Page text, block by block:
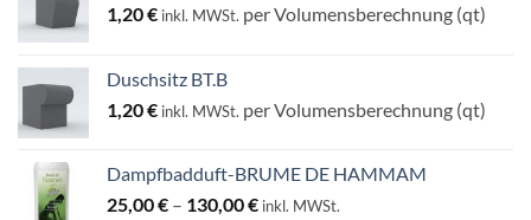
1,20€ inkl. MWSt. per Volumensberechnung (qt)
Duschsitz BT.B
1,20€ inkl. MWSt. per Volumensberechnung (qt)
Dampfbadduft-BRUME DE HAMMAM
25,00€ – 130,00€Preisspanne:
inkl. MWSt.